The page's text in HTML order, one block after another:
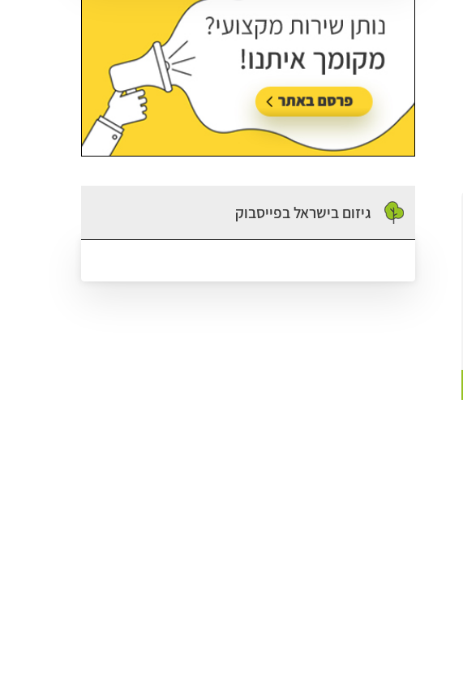
גיזום בישראל בפייסבוק